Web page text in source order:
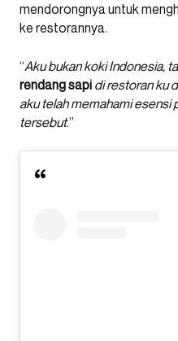
mendorongnya untuk
ke restorannya.
“Aku bukan koki Indonesia,
rendang sapi di restoran ku
aku telah memahami esensi
tersebut.”